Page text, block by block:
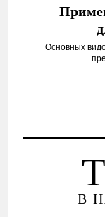
Применение ягод годжи
Основных
В